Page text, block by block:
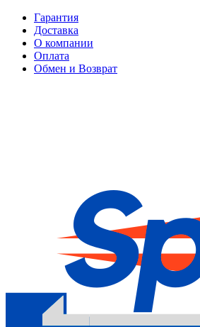
Гарантия
Доставка
О компании
Оплата
Обмен и Возврат